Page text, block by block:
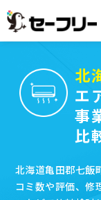
北
エ
事
比
北海道亀田郡七飯
コミ数や評価、修